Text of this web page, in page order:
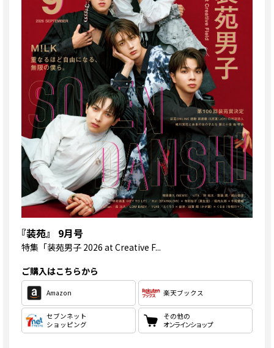
『装苑』 9月号
特集 「装苑男子 2026 at Creative F...
ご購入はこちらから
Amazon 楽天ブックス
セブンネット
ショッピング
その他の
オンラインショップ